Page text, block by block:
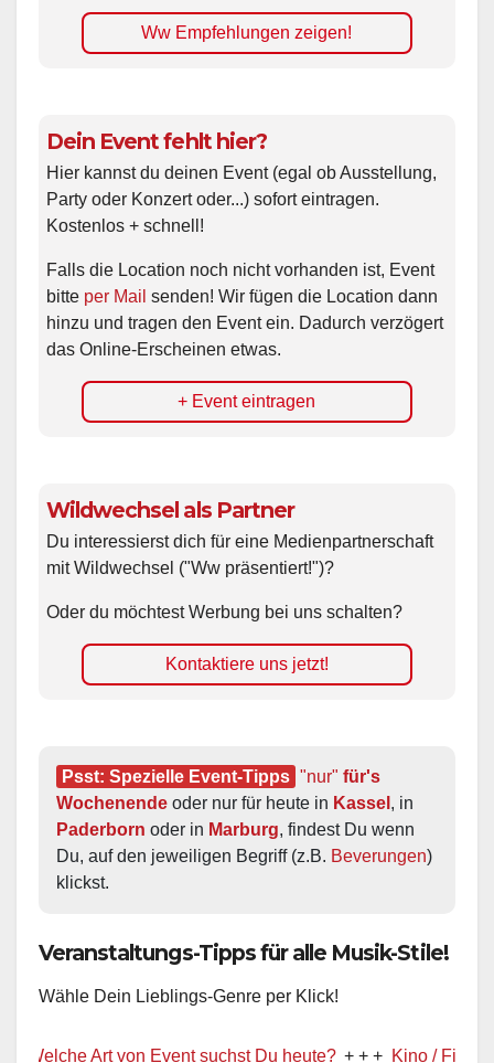
Ww Empfehlungen zeigen!
Dein Event fehlt hier?
Hier kannst du deinen Event (egal ob Ausstellung,
Party oder Konzert oder...) sofort eintragen.
Kostenlos + schnell!
Falls die Location noch nicht vorhanden ist, Event
bitte per Mail senden! Wir fügen die Location dann
hinzu und tragen den Event ein. Dadurch verzögert
das Online-Erscheinen etwas.
+ Event eintragen
Wildwechsel als Partner
Du interessierst dich für eine Medienpartnerschaft
mit Wildwechsel ("Ww präsentiert!")?
Oder du möchtest Werbung bei uns schalten?
Kontaktiere uns jetzt!
Psst: Spezielle Event-Tipps "nur" für's
Wochenende oder nur für heute in Kassel
Paderborn oder in Marburg, findest Du wenn
Du, auf den jeweiligen Begriff (z.B. Beverungen)
klickst.
Veranstaltungs-Tipps für alle Musik-Stile!
Wähle Dein Lieblings-Genre per Klick!
Art von Event suchst Du heute? + + + Kino / Film + + +